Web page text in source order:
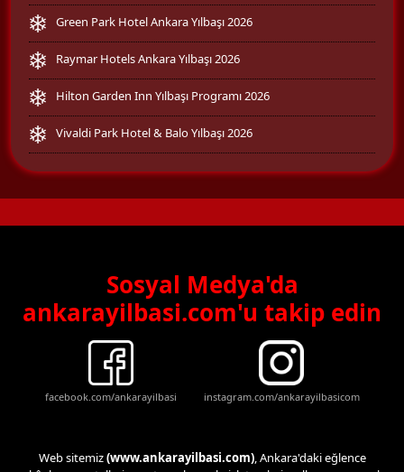
Green Park Hotel Ankara Yılbaşı 2026
Raymar Hotels Ankara Yılbaşı 2026
Hilton Garden Inn Yılbaşı Programı 2026
Vivaldi Park Hotel & Balo Yılbaşı 2026
Sosyal Medya'da
ankarayilbasi.com'u takip edin
facebook.com/ankarayilbasi instagram.com/ankarayilbasicom
Web sitemiz(www.ankarayilbasi.com), Ankara'daki eğlence